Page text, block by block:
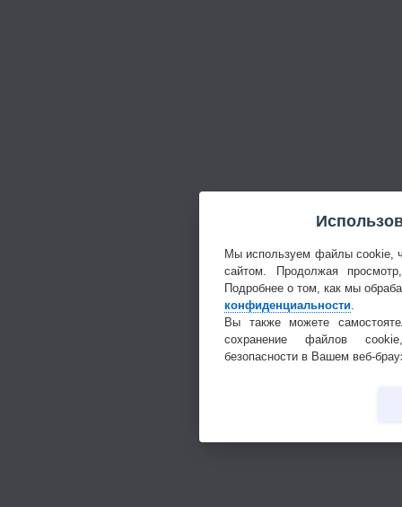
Мы используем файлы cookie,
сайтом. Продолжая
Подробнее о том, как мы
конфиденциальности
Вы также можете
сохранение файлов
безопасности в Вашем веб-